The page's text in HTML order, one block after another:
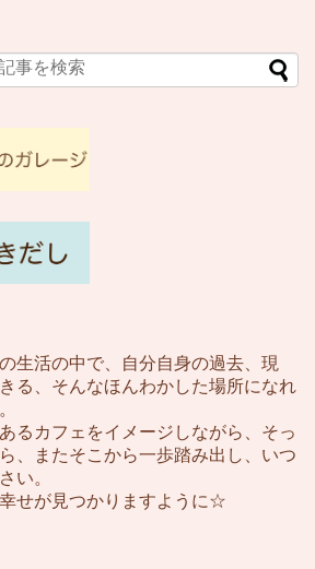
生活の中で、自分自身の過去、現
る、そんなほんわかした場所になれ
るカフェをイメージしながら、そっ
、またそこから一歩踏み出し、いつ
い。
せが見つかりますように☆